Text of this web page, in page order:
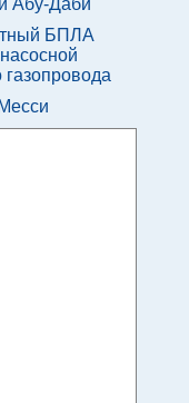
Абу-Даби
БПЛА
газопровода